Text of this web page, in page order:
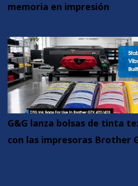
memoria en impresión
G&G lanza bolsas de tinta
con las impresoras Brother